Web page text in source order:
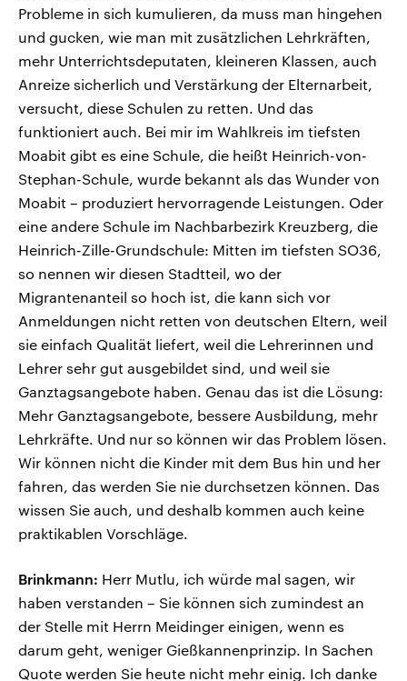
Probleme in sich kumulieren, da muss man hingehen
und gucken, wie man mit zusätzlichen Lehrkräften,
mehr Unterrichtsdeputaten, kleineren Klassen, auch
Anreize sicherlich und Verstärkung der Elternarbeit,
versucht, diese Schulen zu retten. Und das
funktioniert auch. Bei mir im Wahlkreis im tiefsten
Moabit gibt es eine Schule, die heißt Heinrich-von-
Stephan-Schule, wurde bekannt als das Wunder von
Moabit – produziert hervorragende Leistungen. Oder
eine andere Schule im Nachbarbezirk Kreuzberg, die
Heinrich-Zille-Grundschule: Mitten im tiefsten SO36,
so nennen wir diesen Stadtteil, wo der
Migrantenanteil so hoch ist, die kann sich vor
Anmeldungen nicht retten von deutschen Eltern, weil
sie einfach Qualität liefert, weil die Lehrerinnen und
Lehrer sehr gut ausgebildet sind, und weil sie
Ganztagsangebote haben. Genau das ist die Lösung:
Mehr Ganztagsangebote, bessere Ausbildung, mehr
Lehrkräfte. Und nur so können wir das Problem lösen.
Wir können nicht die Kinder mit dem Bus hin und her
fahren, das werden Sie nie durchsetzen können. Das
wissen Sie auch, und deshalb kommen auch keine
praktikablen Vorschläge.
Brinkmann: Herr Mutlu, ich würde mal sagen, wir
haben verstanden – Sie können sich zumindest an
der Stelle mit Herrn Meidinger einigen, wenn es
darum geht, weniger Gießkannenprinzip. In Sachen
Quote werden Sie heute nicht mehr einig. Ich danke